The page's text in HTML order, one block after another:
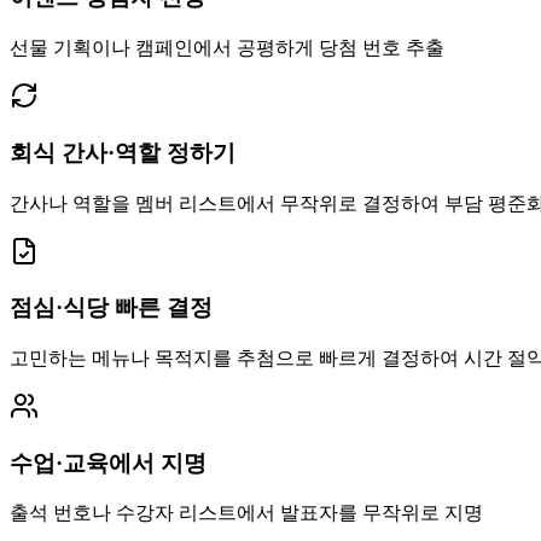
선물 기획이나 캠페인에서 공평하게 당첨 번호 추출
회식 간사·역할 정하기
간사나 역할을 멤버 리스트에서 무작위로 결정하여 부담 평준
점심·식당 빠른 결정
고민하는 메뉴나 목적지를 추첨으로 빠르게 결정하여 시간 절
수업·교육에서 지명
출석 번호나 수강자 리스트에서 발표자를 무작위로 지명